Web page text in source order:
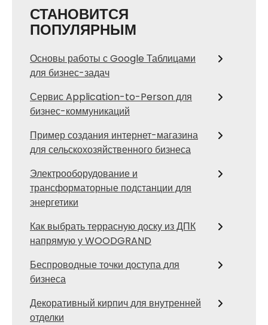
СТАНОВИТСЯ
ПОПУЛЯРНЫМ
Основы работы с Google Таблицами
для бизнес-задач
Сервис Application-to-Person для
бизнес-коммуникаций
Пример создания интернет-магазина
для сельскохозяйственного бизнеса
Электрооборудование и
трансформаторные подстанции для
энергетики
Как выбрать террасную доску из ДПК
напрямую у WOODGRAND
Беспроводные точки доступа для
бизнеса
Декоративный кирпич для внутренней
отделки